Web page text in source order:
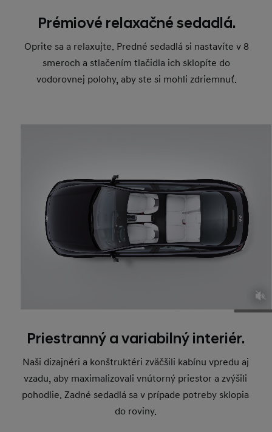
Prémiové relaxačné sedadlá.
Oprite sa a relaxujte. Predné sedadlá si nastavíte v 8
smeroch a stlačením tlačidla ich sklopíte do
vodorovnej polohy, aby ste si mohli zdriemnuť.
Priestranný a variabilný interiér.
Naši dizajnéri a konštruktéri zväčšili kabínu vpredu aj
vzadu, aby maximalizovali vnútorný priestor a zvýšili
pohodlie. Zadné sedadlá sa v prípade potreby sklopia
do roviny.